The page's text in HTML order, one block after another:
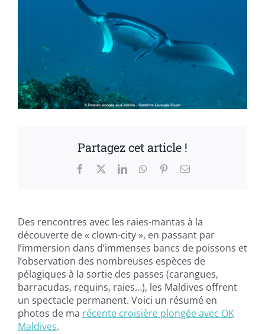
Partagez cet article !
Facebook LinkedInWhatsApp
PinterestEmail
Des rencontres avec les raies-mantas à la
découverte de « clown-city », en passant par
l’immersion dans d’immenses bancs de poissons et
l’observation des nombreuses espèces de
pélagiques à la sortie des passes (carangues,
barracudas, requins, raies…), les Maldives offrent
un spectacle permanent. Voici un résumé en
photos de ma récente croisière plongée avec OK
Maldives.